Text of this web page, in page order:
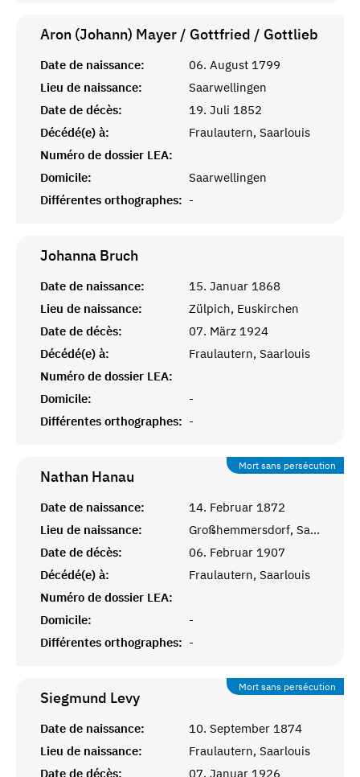
Aron (Johann) Mayer / Gottfried / Gottlieb
Date de naissance:
06. August 1799
Lieu de naissance:
Saarwellingen
Date de décès:
19. Juli 1852
Décédé(e) à:
Fraulautern, Saarlouis
Numéro de dossier LEA:
Domicile:
Saarwellingen
Différentes orthographes: -
Johanna Bruch
Date de naissance:
15. Januar 1868
Lieu de naissance:
Zülpich, Euskirchen
Date de décès:
07. März 1924
Décédé(e) à:
Fraulautern, Saarlouis
Numéro de dossier LEA:
Domicile:
-
Différentes orthographes: -
Mort sans persécution
Nathan Hanau
Date de naissance:
14. Februar 1872
Lieu de naissance:
Großhemmersdorf, Saarlouis
Date de décès:
06. Februar 1907
Décédé(e) à:
Fraulautern, Saarlouis
Numéro de dossier LEA:
Domicile:
-
Différentes orthographes: -
Mort sans persécution
Siegmund Levy
Date de naissance:
10. September 1874
Lieu de naissance:
Fraulautern, Saarlouis
Date de décès:
07. Januar 1926